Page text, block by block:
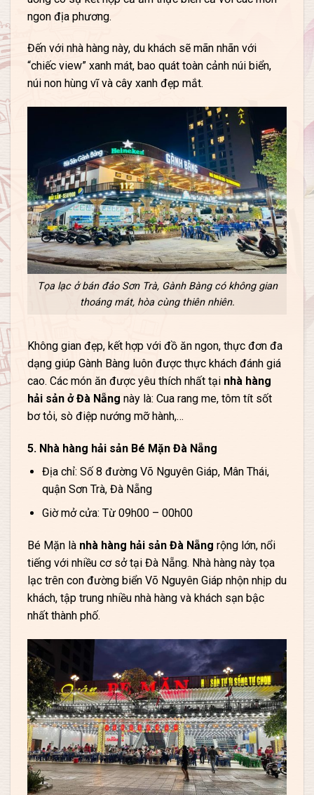
ngon địa phương.
Đến với nhà hàng này, du khách sẽ mãn nhãn với
“chiếc view” xanh mát, bao quát toàn cảnh núi biển,
núi non hùng vĩ và cây xanh đẹp mắt.
Tọa lạc ở bán đảo Sơn Trà, Gành Bàng có không gian
thoáng mát, hòa cùng thiên nhiên.
Không gian đẹp, kết hợp với đồ ăn ngon, thực đơn đa
dạng giúp Gành Bàng luôn được thực khách đánh giá
cao. Các món ăn được yêu thích nhất tại nhà hàng
hải sản ở Đà Nẵng này là: Cua rang me, tôm tít sốt
bơ tỏi, sò điệp nướng mỡ hành,…
5. Nhà hàng hải sản Bé Mặn Đà Nẵng
Địa chỉ: Số 8 đường Võ Nguyên Giáp, Mân Thái,
quận Sơn Trà, Đà Nẵng
Giờ mở cửa: Từ 09h00 – 00h00
Bé Mặn là nhà hàng hải sản Đà Nẵng rộng lớn, nổi
tiếng với nhiều cơ sở tại Đà Nẵng. Nhà hàng này tọa
lạc trên con đường biển Võ Nguyên Giáp nhộn nhịp du
khách, tập trung nhiều nhà hàng và khách sạn bậc
nhất thành phố.